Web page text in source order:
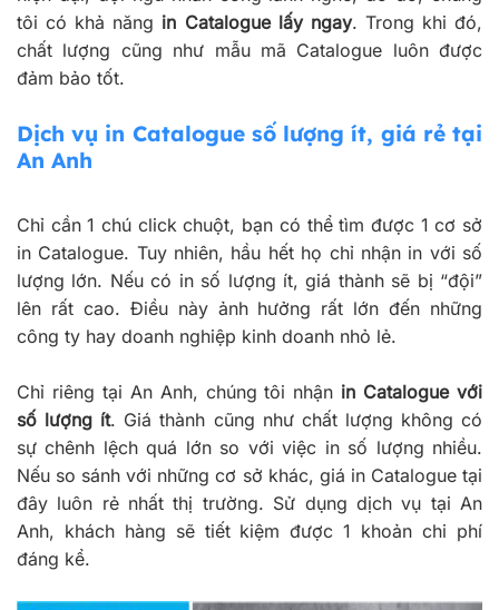
tôi có khả năng in Catalogue lấy ngay. Trong khi đó,
chất lượng cũng như mẫu mã Catalogue luôn được
đảm bảo tốt.
Dịch vụ in Catalogue số lượng ít, giá rẻ tại
An Anh
Chỉ cần 1 chú click chuột, bạn có thể tìm được 1 cơ sở
in Catalogue. Tuy nhiên, hầu hết họ chỉ nhận in với số
lượng lớn. Nếu có in số lượng ít, giá thành sẽ bị “đội”
lên rất cao. Điều này ảnh hưởng rất lớn đến những
công ty hay doanh nghiệp kinh doanh nhỏ lẻ.
Chỉ riêng tại An Anh, chúng tôi nhận in Catalogue với
số lượng ít. Giá thành cũng như chất lượng không có
sự chênh lệch quá lớn so với việc in số lượng nhiều.
Nếu so sánh với những cơ sở khác, giá in Catalogue tại
đây luôn rẻ nhất thị trường. Sử dụng dịch vụ tại An
Anh, khách hàng sẽ tiết kiệm được 1 khoản chi phí
đáng kể.